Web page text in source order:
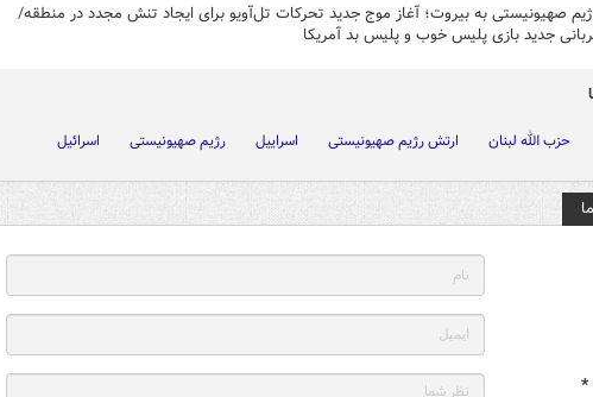
صهیونیستی به بیروت؛ آغاز موج جدید تحرکات تل‌آویو برای ایجاد تنش مجدد در منطقه/
جدید بازی پلیس خوب و پلیس بد آمریکا
حزب الله لبنان ارتش رژیم صهیونیستی اسراییل رژیم صهیونیستی اسرائیل
*